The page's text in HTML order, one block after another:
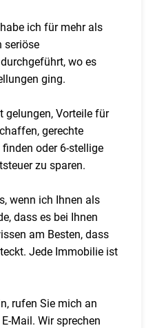
ich für mehr als
seriöse
wo es
ging.
gelungen, Vorteile für
gerechte
oder 6-stellige
zu sparen.
wenn ich Ihnen als
dass es bei Ihnen
am Besten, dass
Jede Immobilie ist
rufen Sie mich an
Mail. Wir sprechen